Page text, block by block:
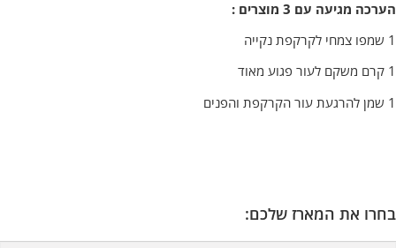
הערכה מגיעה עם 3 מוצרים :
1 שמפו צמחי לקרקפת נקייה
1 קרם משקם לעור פגוע מאוד
1 שמן להרגעת עור הקרקפת והפנים